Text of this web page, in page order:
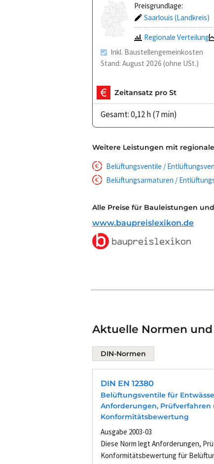
Preisgrundlage:
Saarlouis (Landkreis)
Regionale Verteilung
Inkl. Baustellengemeinkosten
Stand: August 2026 (ohne USt.)
Zeitansatz pro St
Gesamt: 0,12 h (7 min)
Weitere Leistungen mit
Belüftungsventile /
Belüftungsarmaturen /
Alle Preise für Bauleistungen
www.baupreislexikon.de
Aktuelle Normen
DIN-Normen
DIN EN 12380
Belüftungsventile für
Anforderungen, Prüfverfahren
Konformitätsbewertung
Ausgabe 2003-03
Diese Norm legt Anforderungen,
Konformitätsbewertung für